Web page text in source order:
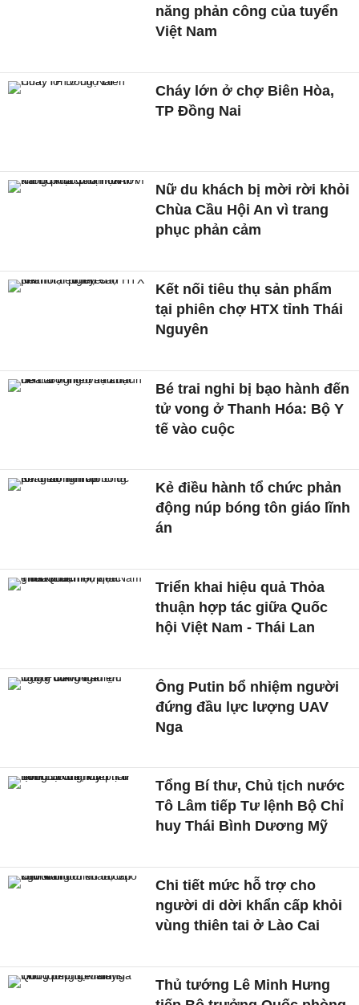
năng phản công của tuyển
Việt Nam
Cháy lớn ở chợ Biên Hòa,
TP Đồng Nai
Nữ du khách bị mời rời khỏi
Chùa Cầu Hội An vì trang
phục phản cảm
Kết nối tiêu thụ sản phẩm
tại phiên chợ HTX tỉnh Thái
Nguyên
Bé trai nghi bị bạo hành đến
tử vong ở Thanh Hóa: Bộ Y
tế vào cuộc
Kẻ điều hành tổ chức phản
động núp bóng tôn giáo lĩnh
án
Triển khai hiệu quả Thỏa
thuận hợp tác giữa Quốc
hội Việt Nam - Thái Lan
Ông Putin bổ nhiệm người
đứng đầu lực lượng UAV
Nga
Tổng Bí thư, Chủ tịch nước
Tô Lâm tiếp Tư lệnh Bộ Chỉ
huy Thái Bình Dương Mỹ
Chi tiết mức hỗ trợ cho
người di dời khẩn cấp khỏi
vùng thiên tai ở Lào Cai
Thủ tướng Lê Minh Hưng